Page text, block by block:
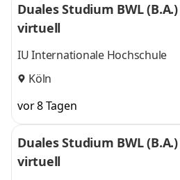
Duales Studium BWL
virtuell
IU Internationale Hochschule
Köln
vor 8 Tagen
Duales Studium BWL
virtuell